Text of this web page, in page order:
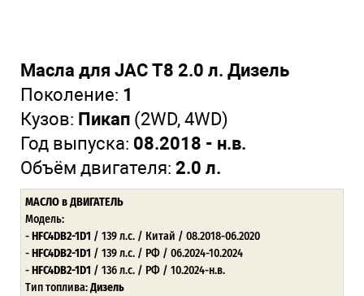
Масла для JAC T8 2.0 л. Дизель
Поколение: 1
Кузов: Пикап (2WD, 4WD)
Год выпуска: 08.2018 - н.в.
Объём двигателя: 2.0 л.
МАСЛОв ДВИГАТЕЛЬ
Модель:
-HFC4DB2-1D1 / 139 л.с. / Китай / 08.2018-06.2020
-HFC4DB2-1D1 / 139 л.с. / РФ / 06.2024-10.2024
-HFC4DB2-1D1 / 136 л.с. / РФ / 10.2024-н.в.
Тип топлива:Дизель